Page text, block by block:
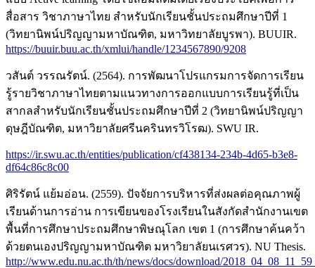
สื่อสาร วิชาภาษาไทย สำหรับนักเรียนชั้นประถมศึกษาปีที่ 1
(วิทยานิพน์ปริญญามหาบัณฑิต, มหาวิทยาลัยบูรพา). BUUIR.
https://buuir.buu.ac.th/xmlui/handle/1234567890/9208
วสันต์ วรรณรัตน์. (2564). การพัฒนาโปรแกรมการจัดการเรียน
รู้รายวิชาภาษาไทยตามแนวทางการออกแบบการเรียนรู้ที่เป็น
สากลสำหรับนักเรียนชั้นประถมศึกษาปีที่ 2 (วิทยานิพน์ปริญญา
ดุษฎีบัณฑิต, มหาวิยาลัยศรีนครินทรวิโรฒ). SWU IR.
https://ir.swu.ac.th/entities/publication/cf438134-234b-4d65-b3e8-
df64c86c8c00
ศิริรัตน์ แย้มอ่อน. (2559). ปัจจัยการบริหารที่ส่งผลต่อคุณภาพผู้
เรียนด้านการอ่าน การเขียนของโรงเรียนในสังกัดสำนักงานเขต
พื้นที่การศึกษาประถมศึกษาพิษณุโลก เขต 1 (การศึกษาค้นคว้า
ด้วยตนเองปริญญามหาบัณฑิต มหาวิยาลัยนเรศวร). NU Thesis.
http://www.edu.nu.ac.th/th/news/docs/download/